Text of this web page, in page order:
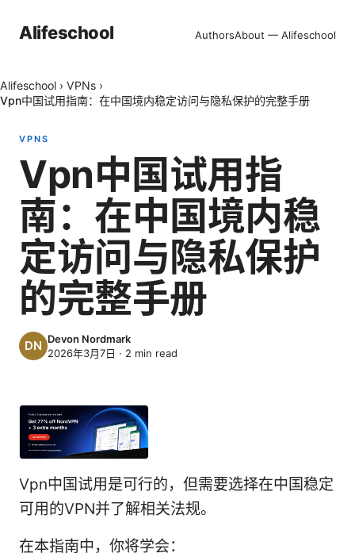
Alifeschool AuthorsAbout — Alifeschool
Alifeschool › VPNs ›
Vpn中国试用指南：在中国境内稳定访问与隐私保护的完整手册
VPNS
Vpn中国试用指
南：在中国境内稳
定访问与隐私保护
的完整手册
Devon Nordmark
2026年3月7日 · 2 min read
Vpn中国试用是可行的，但需要选择在中国稳定
可用的VPN并了解相关法规。
在本指南中，你将学会：